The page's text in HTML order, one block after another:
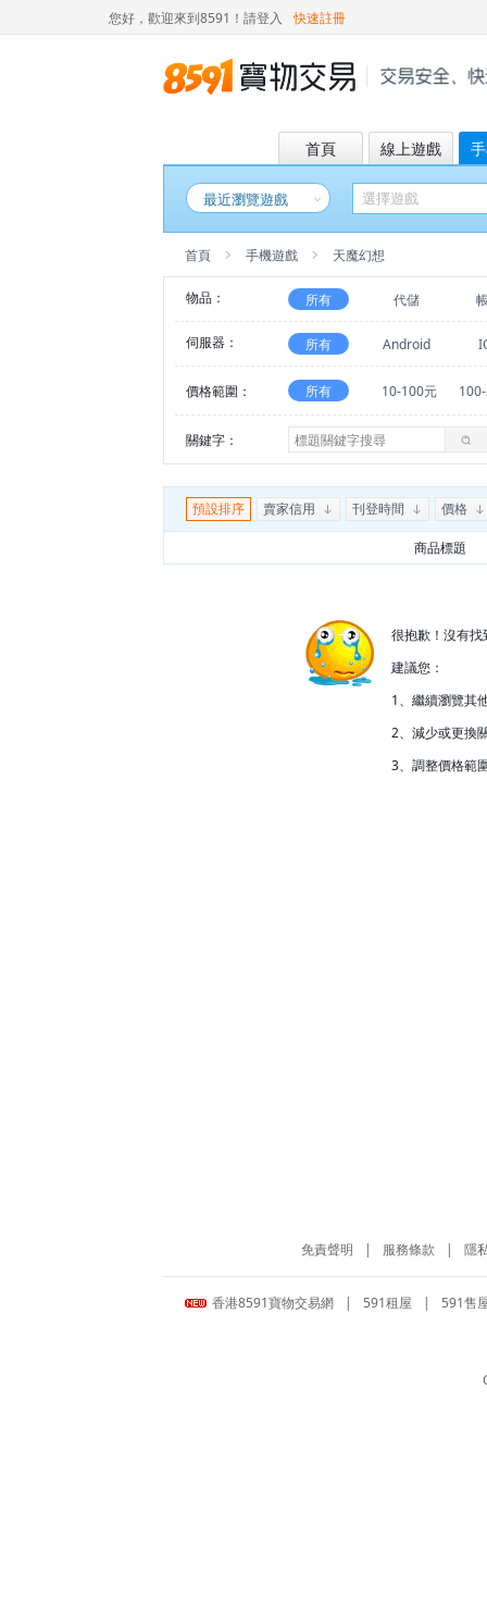
您好，歡迎來到8591！ 請登入 快速註冊
首頁 線上遊戲
最近瀏覽遊戲
首頁 手機遊戲 天魔幻想
物品： 所有 代儲
伺服器： 所有 Android
價格範圍： 所有 10-100元
關鍵字：
預設排序 賣家信用 刊登時間 價格
商品標題
很抱歉！沒有
建議您：
1、繼續瀏覽其
2、減少或更換
3、調整價格範
免責聲明 | 服務條款 | 隱
香港8591寶物交易網 | 591租屋 | 591售